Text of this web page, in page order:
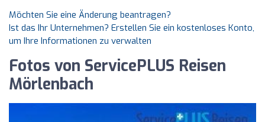
Möchten Sie eine Änderung beantragen?
Ist das Ihr Unternehmen? Erstellen Sie ein kostenloses Konto,
um Ihre Informationen zu verwalten
Fotos von ServicePLUS Reisen
Mörlenbach